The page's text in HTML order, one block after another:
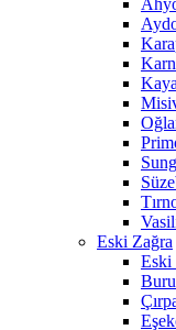
Eski Zağra
Eski